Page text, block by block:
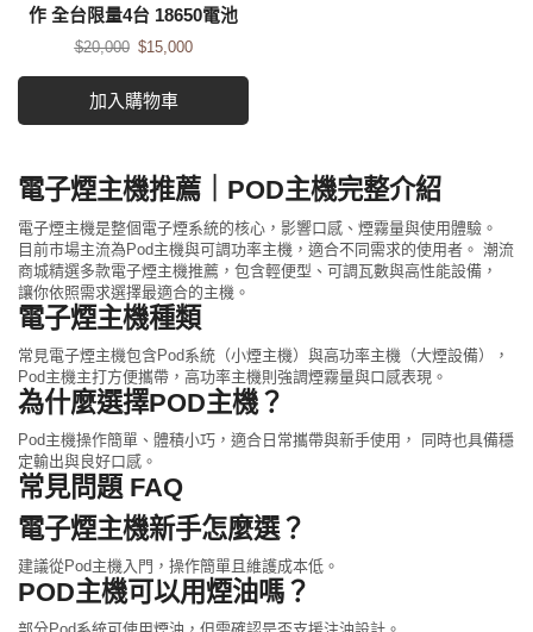
作 全台限量4台 18650電池
$20,000 $15,000
加入購物車
電子煙主機推薦｜POD主機完整介紹
電子煙主機是整個電子煙系統的核心，影響口感、煙霧量與使用體驗。
目前市場主流為Pod主機與可調功率主機，適合不同需求的使用者。 潮流
商城精選多款電子煙主機推薦，包含輕便型、可調瓦數與高性能設備，
讓你依照需求選擇最適合的主機。
電子煙主機種類
常見電子煙主機包含Pod系統（小煙主機）與高功率主機（大煙設備），
Pod主機主打方便攜帶，高功率主機則強調煙霧量與口感表現。
為什麼選擇POD主機？
Pod主機操作簡單、體積小巧，適合日常攜帶與新手使用， 同時也具備穩
定輸出與良好口感。
常見問題 FAQ
電子煙主機新手怎麼選？
建議從Pod主機入門，操作簡單且維護成本低。
POD主機可以用煙油嗎？